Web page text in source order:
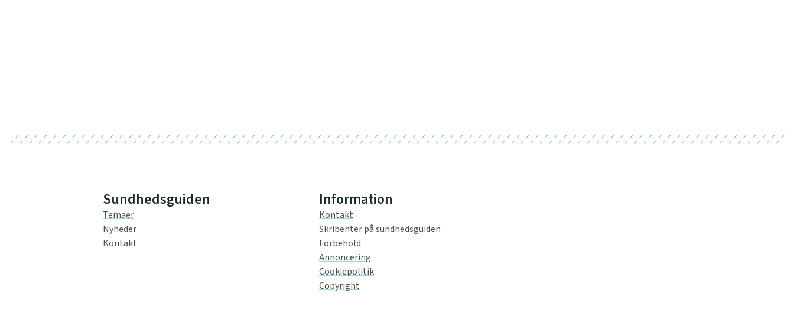
Sundhedsguiden
Temaer
Nyheder
Kontakt
Information
Kontakt
Skribenter på sundhedsguiden
Forbehold
Annoncering
Cookiepolitik
Copyright